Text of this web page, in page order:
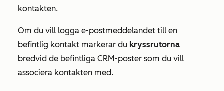
kontakten.
Om du vill logga e-postmeddelandet till en
befintlig kontakt markerar du kryssrutorna
bredvid de befintliga CRM-poster som du vill
associera kontakten med.